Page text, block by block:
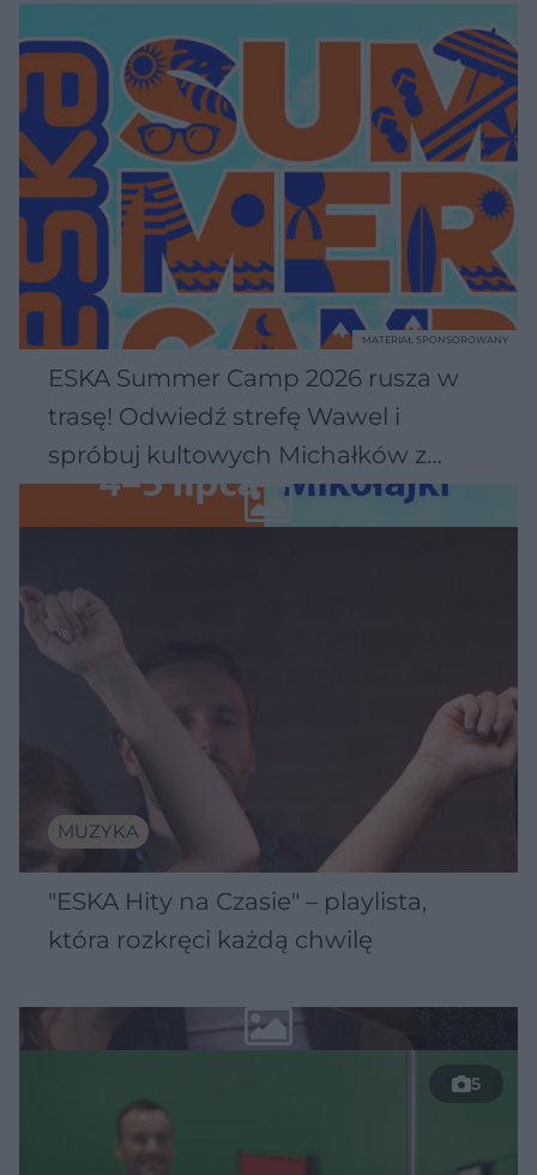
ESKA Summer Camp 2026 rusza w
trasę! Odwiedź strefę Wawel i
spróbuj kultowych Michałków z
Wawelu
MATERIAŁ SPONSOROWANY
MUZYKA
"ESKA Hity na Czasie" – playlista,
która rozkręci każdą chwilę
5